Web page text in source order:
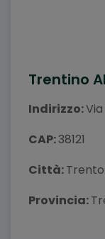
Trentino
Indirizzo:
CAP:38121
Città:Trento
Provincia: